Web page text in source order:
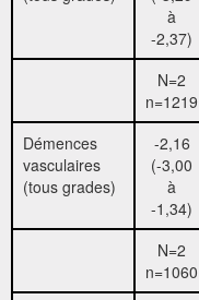
à
-2,37)
N=2
n=1219
Démences
vasculaires
(tous grades)
-2,16
(-3,00
à
-1,34)
N=2
n=1060